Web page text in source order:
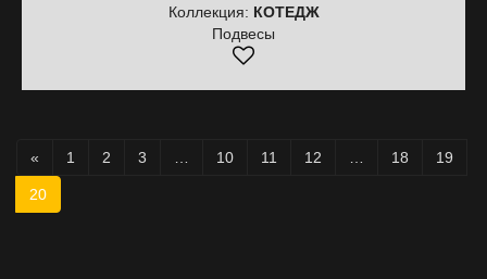
Коллекция: КОТЕДЖ
Подвесы
« 1 2 3 10 11 12 18 19
20